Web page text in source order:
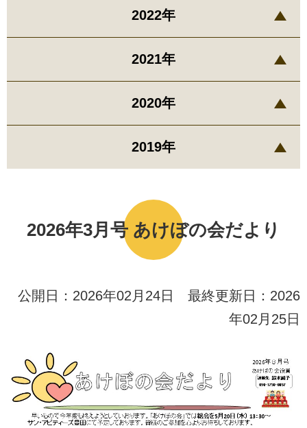
2026年3月号 あけぼの会だより
公開日：2026年02月24日 最終更新日：2026
年02月25日
2022年
2021年
2020年
2019年